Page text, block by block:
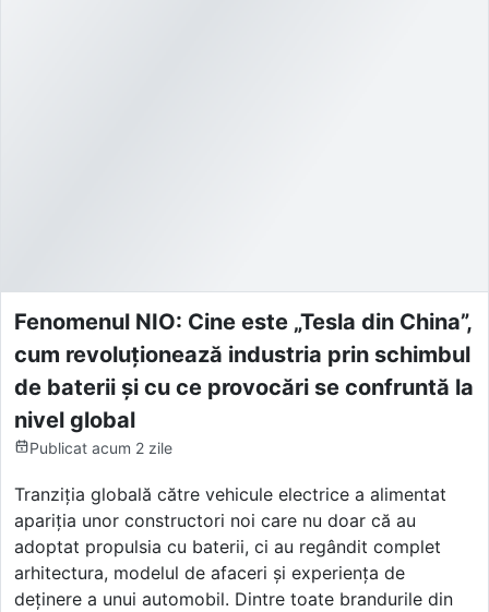
Fenomenul NIO: Cine este „Tesla din China”,
cum revoluționează industria prin schimbul
de baterii și cu ce provocări se confruntă la
nivel global
Publicat acum 2 zile
Tranziția globală către vehicule electrice a alimentat
apariția unor constructori noi care nu doar că au
adoptat propulsia cu baterii, ci au regândit complet
arhitectura, modelul de afaceri și experiența de
deținere a unui automobil. Dintre toate brandurile din